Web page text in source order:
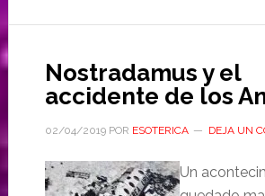
Nostradamus y el
accidente de los
02/04/2019POR ESOTERICA DEJA UN
Un